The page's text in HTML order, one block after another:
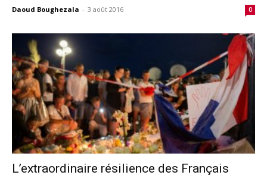
Daoud Boughezala - 3 août 2016 0
L’extraordinaire résilience des Français